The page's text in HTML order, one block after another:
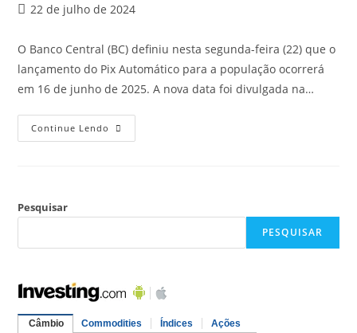
22 de julho de 2024
O Banco Central (BC) definiu nesta segunda-feira (22) que o
lançamento do Pix Automático para a população ocorrerá
em 16 de junho de 2025. A nova data foi divulgada na…
Continue Lendo
Pesquisar
PESQUISAR